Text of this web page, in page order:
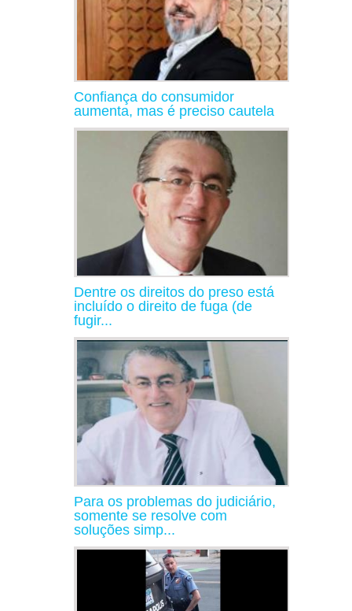
Confiança do consumidor
aumenta, mas é preciso cautela
Dentre os direitos do preso está
incluído o direito de fuga (de
fugir...
Para os problemas do judiciário,
somente se resolve com
soluções simp...